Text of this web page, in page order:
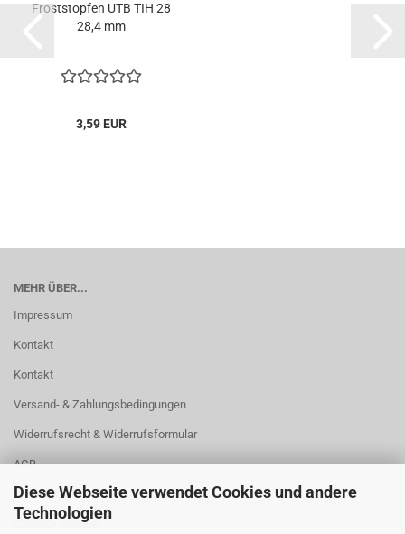
Diese Webseite verwendet Cookies und andere
Technologien
Froststopfen UTB TIH 28
28,4 mm
3,59 EUR
MEHR ÜBER...
Impressum
Kontakt
Kontakt
Versand- & Zahlungsbedingungen
Widerrufsrecht & Widerrufsformular
AGB
Privatsphäre und Datenschutz
Callback Service